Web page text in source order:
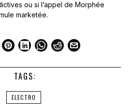
ou si l’appel de Morphée
marketée.
TAGS:
ELECTRO